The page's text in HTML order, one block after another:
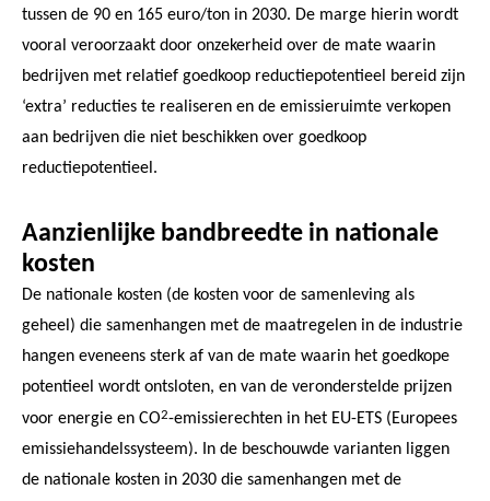
tussen de 90 en 165 euro/ton in 2030. De marge hierin wordt
vooral veroorzaakt door onzekerheid over de mate waarin
bedrijven met relatief goedkoop reductiepotentieel bereid zijn
‘extra’ reducties te realiseren en de emissieruimte verkopen
aan bedrijven die niet beschikken over goedkoop
reductiepotentieel.
Aanzienlijke bandbreedte in nationale
kosten
De nationale kosten (de kosten voor de samenleving als
geheel) die samenhangen met de maatregelen in de industrie
hangen eveneens sterk af van de mate waarin het goedkope
potentieel wordt ontsloten, en van de veronderstelde prijzen
voor energie en CO2-emissierechten in het EU-ETS (Europees
emissiehandelssysteem). In de beschouwde varianten liggen
de nationale kosten in 2030 die samenhangen met de